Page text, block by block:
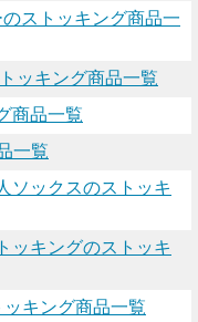
ストッキング商品一
ッキング商品一覧
商品一覧
一覧
ックスのストッキ
キングのストッキ
キング商品一覧